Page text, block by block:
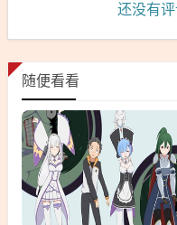
还没有
随便看看